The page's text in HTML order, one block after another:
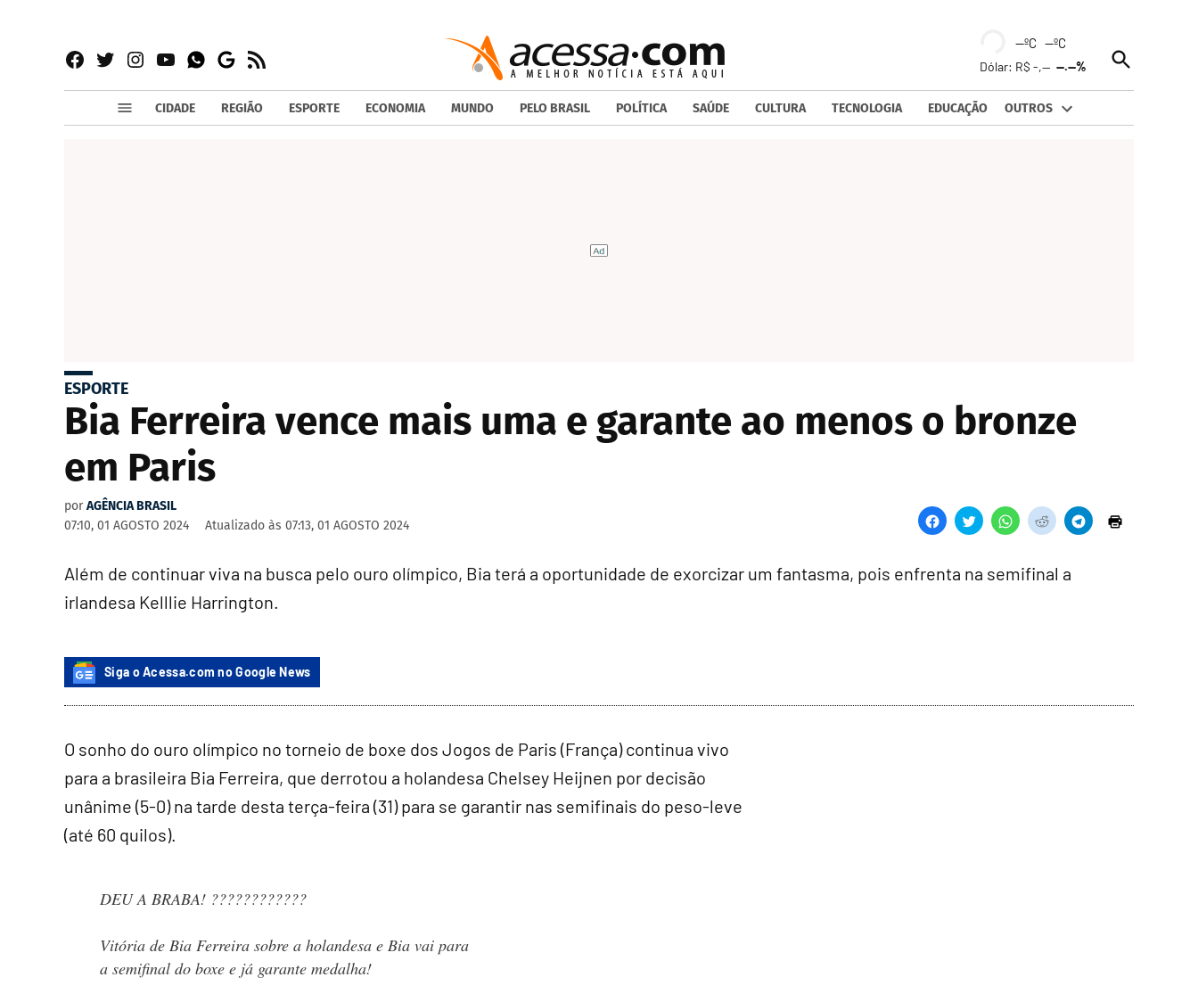
Facebook
TwitterInstagram
YouTubeWhatsapp
Google
News
RSS
--ºC --ºC
Dólar: R$ -,----.--%
Open
Search
CIDADE REGIÃO ESPORTE ECONOMIA MUNDO PELO BRASIL POLÍTICA SAÚDE CULTURA TECNOLOGIA EDUCAÇÃO OUTROS
ESPORTE
Bia Ferreira vence mais uma e garante ao menos o bronze
em Paris
por AGÊNCIA BRASIL
07:10, 01 AGOSTO 2024
Atualizado às 07:13, 01 AGOSTO 2024
Além de continuar viva na busca pelo ouro olímpico, Bia terá a oportunidade de exorcizar um fantasma, pois enfrenta na semifinal a
irlandesa Kelllie Harrington.
Siga o Acessa.com no Google News
O sonho do ouro olímpico no torneio de boxe dos Jogos de Paris (França) continua vivo
para a brasileira Bia Ferreira, que derrotou a holandesa Chelsey Heijnen por decisão
unânime (5-0) na tarde desta terça-feira (31) para se garantir nas semifinais do peso-leve
(até 60 quilos).
DEU A BRABA! ????????????
Vitória de Bia Ferreira sobre a holandesa e Bia vai para
a semifinal do boxe e já garante medalha!